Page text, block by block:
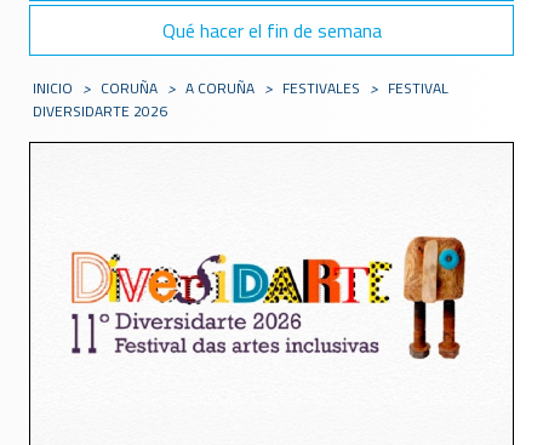
Qué hacer el fin de semana
INICIO > CORUÑA > A CORUÑA > FESTIVALES > FESTIVAL
DIVERSIDARTE 2026